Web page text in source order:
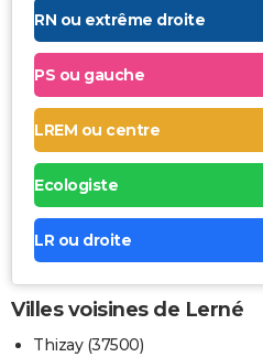
RN ou extrême droite
PS ou gauche
LREM ou centre
Ecologiste
LR ou droite
Villes voisines de Lerné
Thizay (37500)